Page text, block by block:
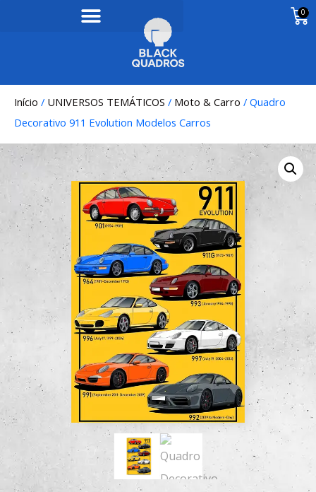
0
Início / UNIVERSOS TEMÁTICOS / Moto & Carro / Quadro
Decorativo 911 Evolution Modelos Carros